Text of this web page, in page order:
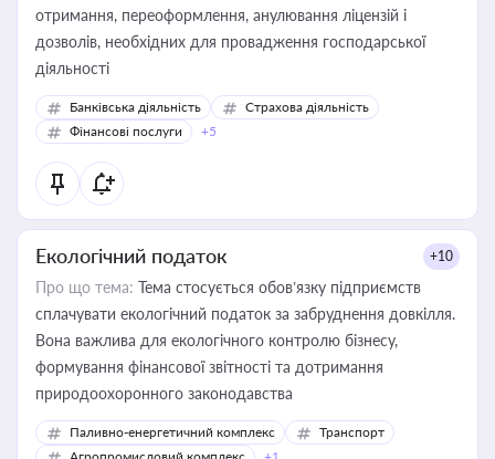
отримання, переоформлення, анулювання ліцензій і
дозволів, необхідних для провадження господарської
діяльності
Банківська діяльність
Страхова діяльність
Фінансові послуги
+5
Екологічний податок +10
Про що тема: Тема стосується обов’язку підприємств
сплачувати екологічний податок за забруднення довкілля.
Вона важлива для екологічного контролю бізнесу,
формування фінансової звітності та дотримання
природоохоронного законодавства
Паливно-енергетичний комплекс
Транспорт